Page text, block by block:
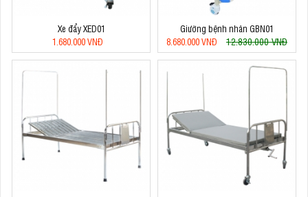
Xe đẩy XED01
1.680.000 VNĐ
Giường bệnh nhân GBN01
8.680.000 VNĐ
12.830.000 VNĐ